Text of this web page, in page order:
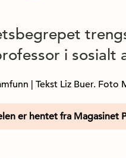
i sosialt
| Tekst Liz Buer. Foto
er hentet fra Magasinet